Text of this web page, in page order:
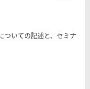
ついての記述と、セミナ